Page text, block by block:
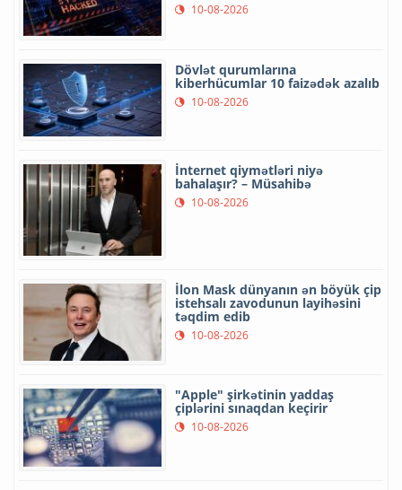
10-08-2026
Dövlət qurumlarına
kiberhücumlar 10 faizədək azalıb
10-08-2026
İnternet qiymətləri niyə
bahalaşır? – Müsahibə
10-08-2026
İlon Mask dünyanın ən böyük çip
istehsalı zavodunun layihəsini
təqdim edib
10-08-2026
"Apple" şirkətinin yaddaş
çiplərini sınaqdan keçirir
10-08-2026